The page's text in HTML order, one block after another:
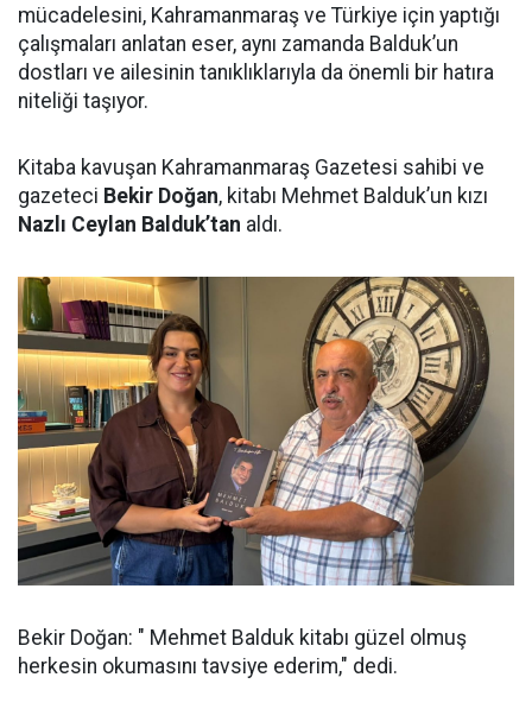
mücadelesini, Kahramanmaraş ve Türkiye için yaptığı
çalışmaları anlatan eser, aynı zamanda Balduk’un
dostları ve ailesinin tanıklıklarıyla da önemli bir hatıra
niteliği taşıyor.
Kitaba kavuşan Kahramanmaraş Gazetesi sahibi ve
gazeteci Bekir Doğan, kitabı Mehmet Balduk’un kızı
Nazlı Ceylan Balduk’tan aldı.
Bekir Doğan: " Mehmet Balduk kitabı güzel olmuş
herkesin okumasını tavsiye ederim," dedi.